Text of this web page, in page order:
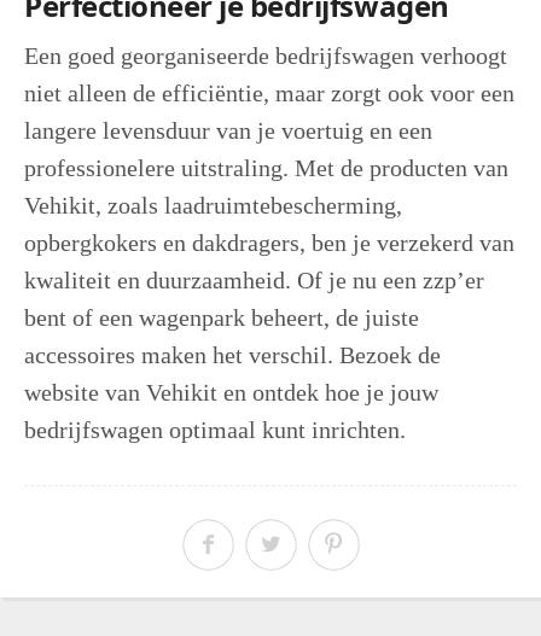
Een goed georganiseerde bedrijfswagen verhoogt
niet alleen de efficiëntie, maar zorgt ook voor een
langere levensduur van je voertuig en een
professionelere uitstraling. Met de producten van
Vehikit, zoals laadruimtebescherming,
opbergkokers en dakdragers, ben je verzekerd van
kwaliteit en duurzaamheid. Of je nu een zzp’er
bent of een wagenpark beheert, de juiste
accessoires maken het verschil. Bezoek de
website van Vehikit en ontdek hoe je jouw
bedrijfswagen optimaal kunt inrichten.